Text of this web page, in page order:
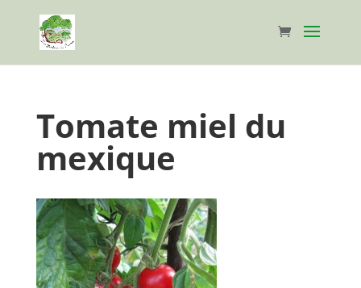
Tomate miel du
mexique